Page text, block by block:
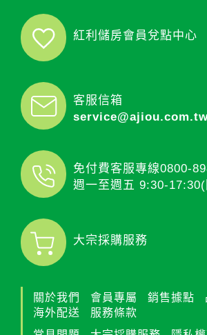
紅利儲房會員兌點中心
客服信箱
免付費客服專線0800-
週一至週五 9:30-
大宗採購服務
關於我們 會員專屬 銷售據點
海外配送
服務條款